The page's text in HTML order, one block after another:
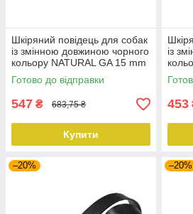
Шкіряний повідець для собак
із змінною довжиною чорного
кольору NATURAL GA 15 mm
x L 120 cm
Готово до відправки
547 ₴ 683,75 ₴
Купити
із
x L
453
–20% –20%